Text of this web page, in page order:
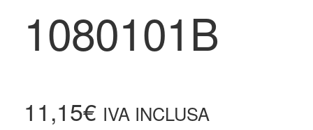
1080101B
11,15€ IVA INCLUSA